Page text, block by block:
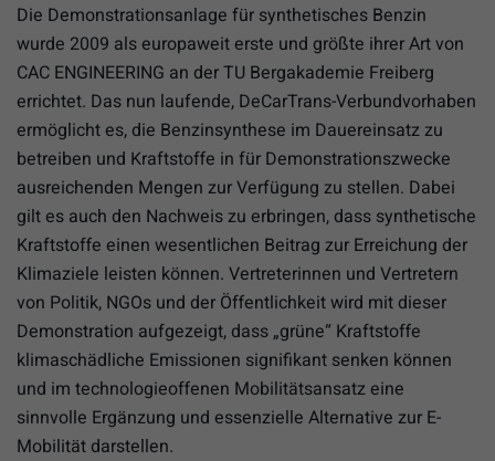
Die Demonstrationsanlage für synthetisches Benzin
wurde 2009 als europaweit erste und größte ihrer Art von
CAC ENGINEERING an der TU Bergakademie Freiberg
errichtet. Das nun laufende, DeCarTrans-Verbundvorhaben
ermöglicht es, die Benzinsynthese im Dauereinsatz zu
betreiben und Kraftstoffe in für Demonstrationszwecke
ausreichenden Mengen zur Verfügung zu stellen. Dabei
gilt es auch den Nachweis zu erbringen, dass synthetische
Kraftstoffe einen wesentlichen Beitrag zur Erreichung der
Klimaziele leisten können. Vertreterinnen und Vertretern
von Politik, NGOs und der Öffentlichkeit wird mit dieser
Demonstration aufgezeigt, dass „grüne“ Kraftstoffe
klimaschädliche Emissionen signifikant senken können
und im technologieoffenen Mobilitätsansatz eine
sinnvolle Ergänzung und essenzielle Alternative zur E-
Mobilität darstellen.